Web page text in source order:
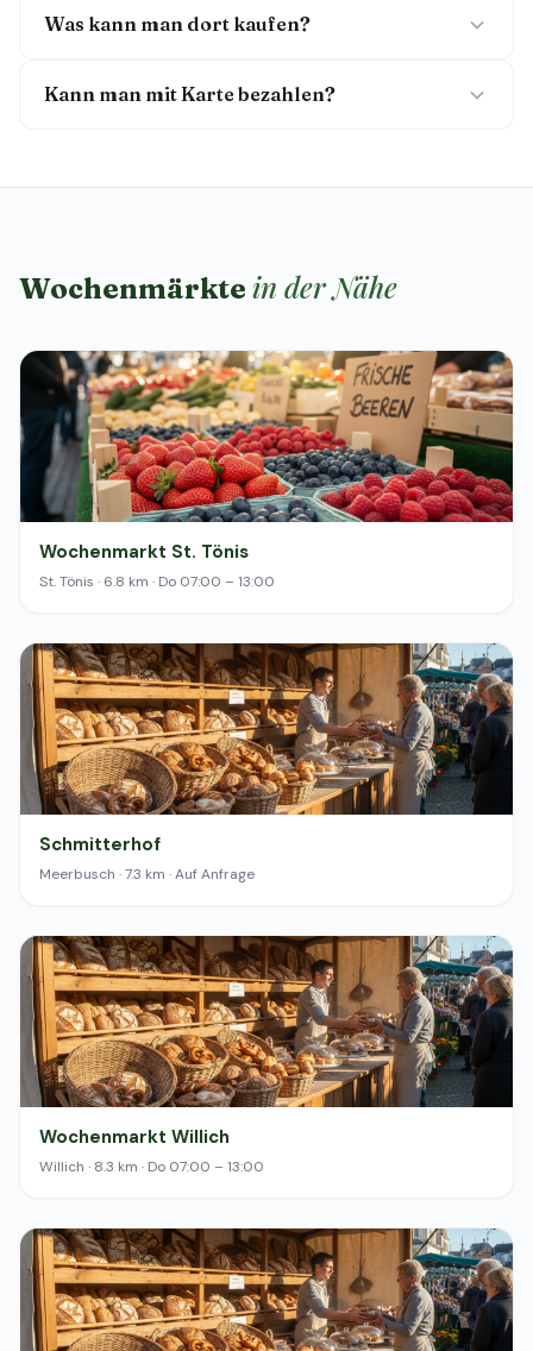
Was kann man dort kaufen?
Kann man mit Karte bezahlen?
Wochenmärkte in der Nähe
Wochenmarkt St. Tönis
St. Tönis · 6.8 km · Do 07:00 – 13:00
Schmitterhof
Meerbusch · 7.3 km · Auf Anfrage
Wochenmarkt Willich
Willich · 8.3 km · Do 07:00 – 13:00